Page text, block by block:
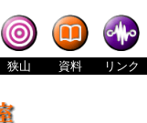
狭山 資料 リンク